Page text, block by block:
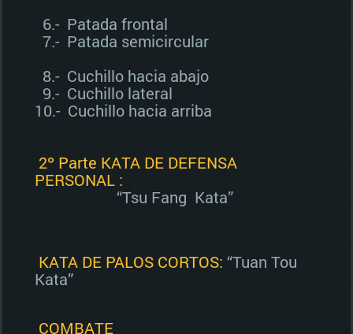
6.- Patada frontal
7.- Patada semicircular
8.- Cuchillo hacia abajo
9.- Cuchillo lateral
10.- Cuchillo hacia arriba
2º Parte KATA DE DEFENSA
PERSONAL :
“Tsu Fang Kata”
KATA DE PALOS CORTOS: “Tuan Tou
Kata”
COMBATE